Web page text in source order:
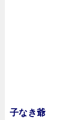
子なき爺